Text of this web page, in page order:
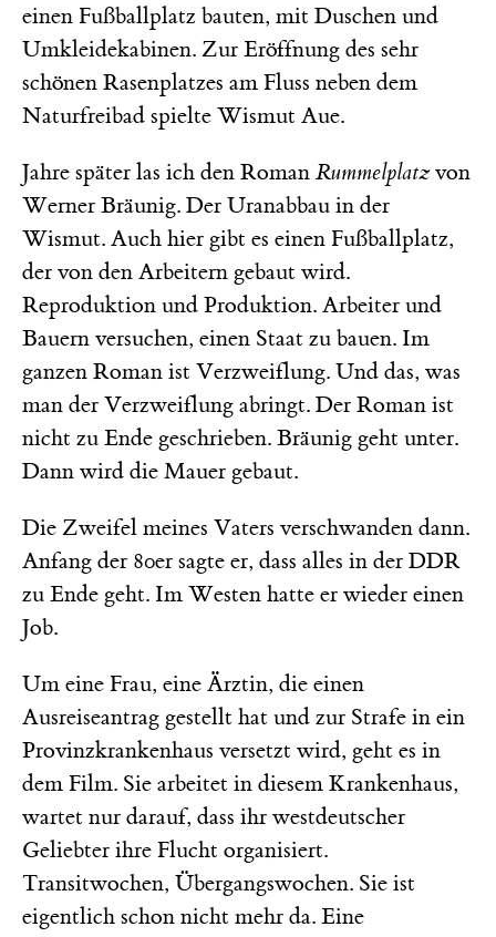
einen Fußballplatz bauten, mit Duschen und
Umkleidekabinen. Zur Eröffnung des sehr
schönen Rasenplatzes am Fluss neben dem
Naturfreibad spielte Wismut Aue.
Jahre später las ich den Roman Rummelplatzvon
Werner Bräunig. Der Uranabbau in der
Wismut. Auch hier gibt es einen Fußballplatz,
der von den Arbeitern gebaut wird.
Reproduktion und Produktion. Arbeiter und
Bauern versuchen, einen Staat zu bauen. Im
ganzen Roman ist Verzweiflung. Und das, was
man der Verzweiflung abringt. Der Roman ist
nicht zu Ende geschrieben. Bräunig geht unter.
Dann wird die Mauer gebaut.
Die Zweifel meines Vaters verschwanden dann.
Anfang der 80er sagte er, dass alles in der DDR
zu Ende geht. Im Westen hatte er wieder einen
Job.
Um eine Frau, eine Ärztin, die einen
Ausreiseantrag gestellt hat und zur Strafe in ein
Provinzkrankenhaus versetzt wird, geht es in
dem Film. Sie arbeitet in diesem Krankenhaus,
wartet nur darauf, dass ihr westdeutscher
Geliebter ihre Flucht organisiert.
Transitwochen, Übergangswochen. Sie ist
eigentlich schon nicht mehr da. Eine